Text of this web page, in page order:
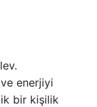
enerjiyi
bir kişilik